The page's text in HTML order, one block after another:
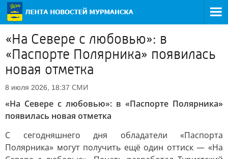
«На Севере с любовью»: в
«Паспорте Полярника» появилась
новая отметка
8 июля 2026, 18:37 СМИ
«На Севере с любовью»: в «Паспорте Полярника»
появилась новая отметка
С сегодняшнего дня обладатели «Паспорта
Полярника» могут получить ещё один оттиск — «На